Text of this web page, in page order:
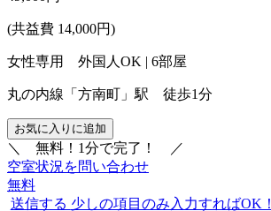
(共益費 14,000円)
女性専用 外国人OK | 6部屋
丸の内線「方南町」駅 徒歩1分
お気に入りに追加
＼ 無料！1分で完了！
／
空室状況を問い合わせ
無料
送信する 少しの項目のみ入力すればOK！